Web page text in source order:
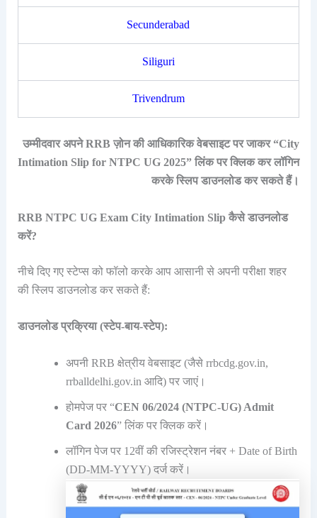
Secunderabad
Siliguri
Trivendrum
उम्मीदवार अपने RRB ज़ोन की आधिकारिक वेबसाइट पर जाकर “City
Intimation Slip for NTPC UG 2025” लिंक पर क्लिक कर लॉगिन
करके स्लिप डाउनलोड कर सकते हैं।
RRB NTPC UG Exam City Intimation Slip कैसे डाउनलोड
करें?
नीचे दिए गए स्टेप्स को फॉलो करके आप आसानी से अपनी परीक्षा शहर
की स्लिप डाउनलोड कर सकते हैं:
डाउनलोड प्रक्रिया (स्टेप-बाय-स्टेप):
अपनी RRB क्षेत्रीय वेबसाइट (जैसे rrbcdg.gov.in,
rrballdelhi.gov.in आदि) पर जाएं।
होमपेज पर “CEN 06/2024 (NTPC‑UG) Admit
Card 2026” लिंक पर क्लिक करें।
लॉगिन पेज पर 12वीं की रजिस्ट्रेशन नंबर + Date of Birth
(DD‑MM‑YYYY) दर्ज करें।